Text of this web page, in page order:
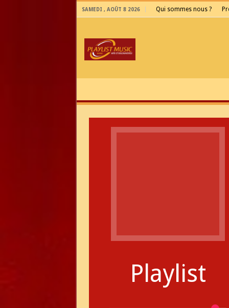
SAMEDI , AOÛT 8 2026 Qui sommes nous ?
Playlist